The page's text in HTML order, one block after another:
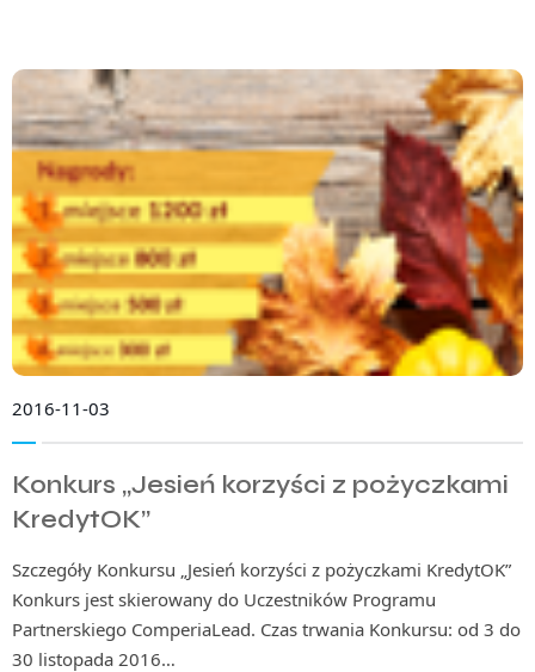
2016-11-03
Konkurs „Jesień korzyści z pożyczkami
KredytOK”
Szczegóły Konkursu „Jesień korzyści z pożyczkami KredytOK”
Konkurs jest skierowany do Uczestników Programu
Partnerskiego ComperiaLead. Czas trwania Konkursu: od 3 do
30 listopada 2016…